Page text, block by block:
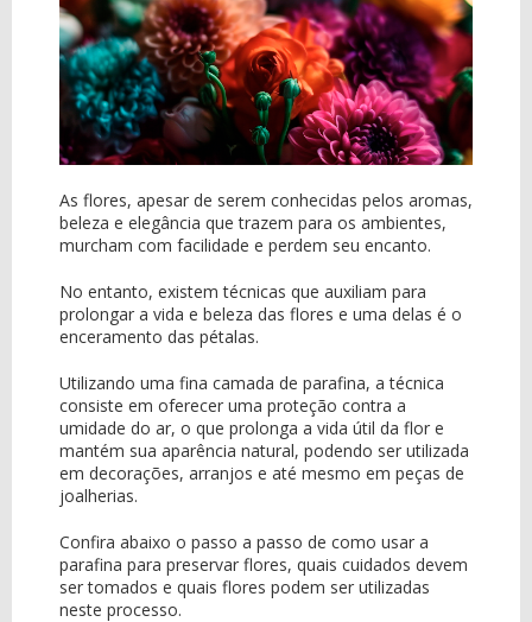
As flores, apesar de serem conhecidas pelos aromas,
beleza e elegância que trazem para os ambientes,
murcham com facilidade e perdem seu encanto.
No entanto, existem técnicas que auxiliam para
prolongar a vida e beleza das flores e uma delas é o
enceramento das pétalas.
Utilizando uma fina camada de parafina, a técnica
consiste em oferecer uma proteção contra a
umidade do ar, o que prolonga a vida útil da flor e
mantém sua aparência natural, podendo ser utilizada
em decorações, arranjos e até mesmo em peças de
joalherias.
Confira abaixo o passo a passo de como usar a
parafina para preservar flores, quais cuidados devem
ser tomados e quais flores podem ser utilizadas
neste processo.